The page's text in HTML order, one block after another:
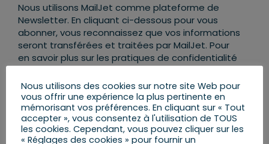
Nous utilisons MailJet comme plateforme de
Newsletter. En cliquant ci-dessous pour vous
abonner, vous reconnaissez que vos informations
seront transférées et traitées par MailJet. Pour
en savoir plus sur les pratiques de confidentialité
de MailJet,rendez-vous ICI.
Nous utilisons des cookies sur notre site Web pour
vous offrir une expérience la plus pertinente en
mémorisant vos préférences. En cliquant sur « Tout
accepter », vous consentez à l'utilisation de TOUS
les cookies. Cependant, vous pouvez cliquer sur les
« Réglages des cookies » pour fournir un